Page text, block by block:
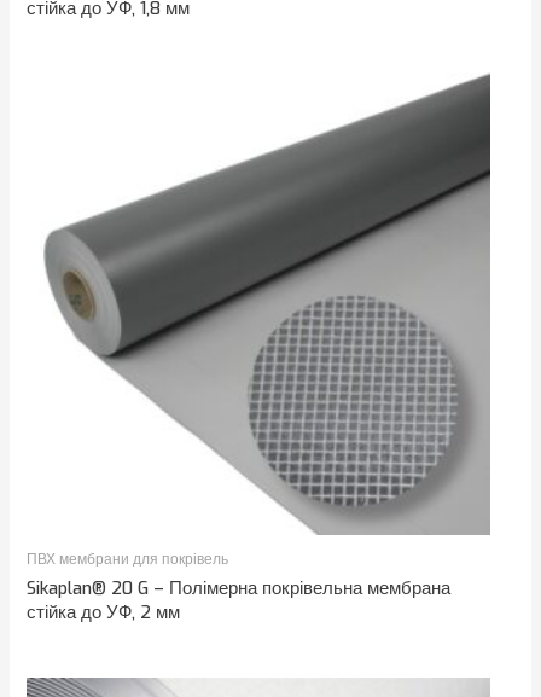
стійка до УФ, 1,8 мм
ПВХ мембрани для покрівель
Sikaplan® 20 G – Полімерна покрівельна мембрана
стійка до УФ, 2 мм